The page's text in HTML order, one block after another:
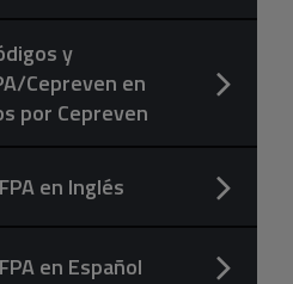
y
Cepreven en
por Cepreven
en Inglés
en Español